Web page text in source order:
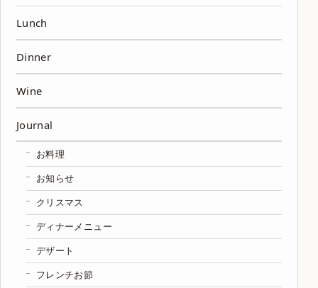
Lunch
Dinner
Wine
Journal
お料理
お知らせ
クリスマス
ディナーメニュー
デザート
フレンチお節